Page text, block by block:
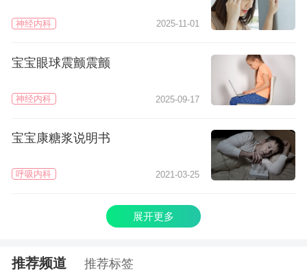
神经内科 2025-11-01
宝宝眼球震颤震颤
神经内科 2025-09-17
宝宝康糖浆说明书
呼吸内科 2021-03-25
展开更多
推荐频道 推荐标签